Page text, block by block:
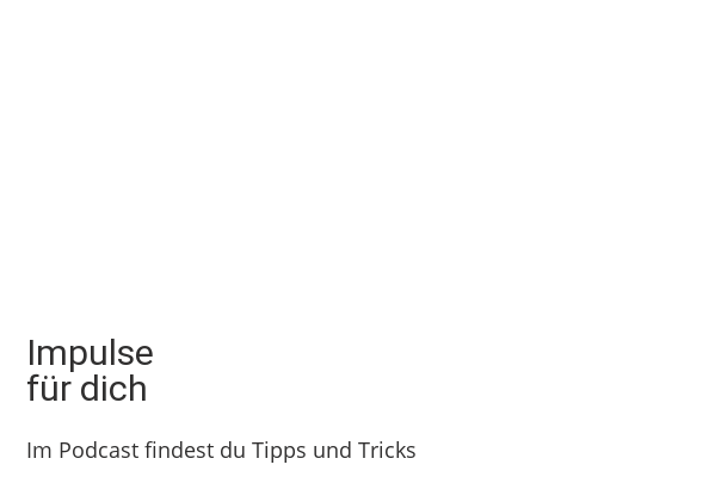
Impulse
für dich
Im Podcast findest du Tipps und Tricks